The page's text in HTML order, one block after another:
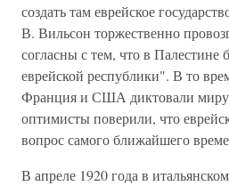
создать там еврейское
В. Вильсон торжественно
согласны с тем, что в Палестине
еврейской республики". В то
Франция и США диктовали миру
оптимисты поверили, что
вопрос самого ближайшего
В апреле 1920 года в